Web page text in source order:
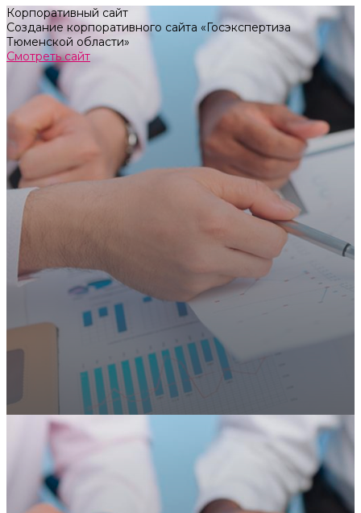
Корпоративный сайт
Создание корпоративного сайта «Госэкспертиза
Тюменской области»
Смотреть сайт